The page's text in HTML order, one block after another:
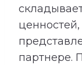
партнере.